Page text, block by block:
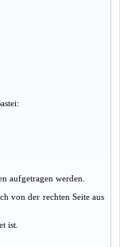
aufgetragen werden.
von der rechten Seite aus
ist.